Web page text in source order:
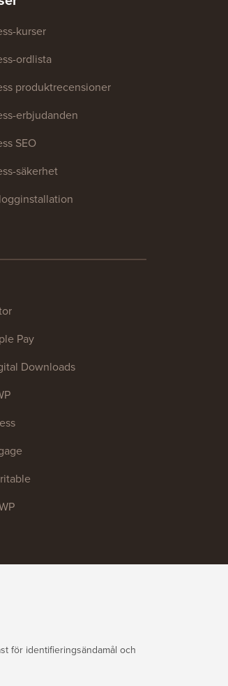
kurser
ordlista
produktrecensioner
erbjudanden
SEO
säkerhet
Pay
Downloads
för identifieringsändamål och